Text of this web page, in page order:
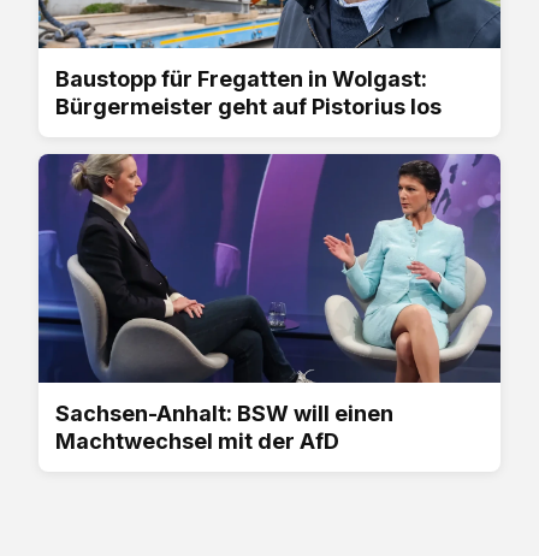
Baustopp für Fregatten in Wolgast:
Bürgermeister geht auf Pistorius los
Sachsen-Anhalt: BSW will einen
Machtwechsel mit der AfD